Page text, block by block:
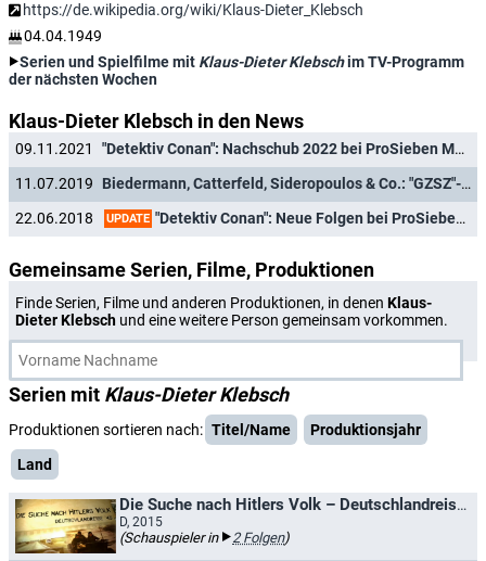
https://de.wikipedia.org/wiki/Klaus-Dieter_Klebsch
04.04.1949
Serien und Spielfilme mit Klaus-Dieter Klebschim TV-Programm
der nächsten Wochen
Klaus-Dieter Klebsch in den News
09.11.2021
"Detektiv Conan": Nachschub 2022 bei ProSieben Maxx, neue Spin-Offs bei Netflix
11.07.2019
Biedermann, Catterfeld, Sideropoulos & Co.: "GZSZ"-Klassiker werden wiederholt
22.06.2018
UPDATE "Detektiv Conan": Neue Folgen bei ProSieben Maxx
Gemeinsame Serien, Filme, Produktionen
Finde Serien, Filme und anderen Produktionen, in denen Klaus-
Dieter Klebsch und eine weitere Person gemeinsam vorkommen.
Serien mit Klaus-Dieter Klebsch
Produktionen sortieren nach: Titel/Name
Produktionsjahr
Land
Die Suche nach Hitlers Volk – Deutschlandreise '45
D, 2015
(Schauspieler in 2 Folgen)